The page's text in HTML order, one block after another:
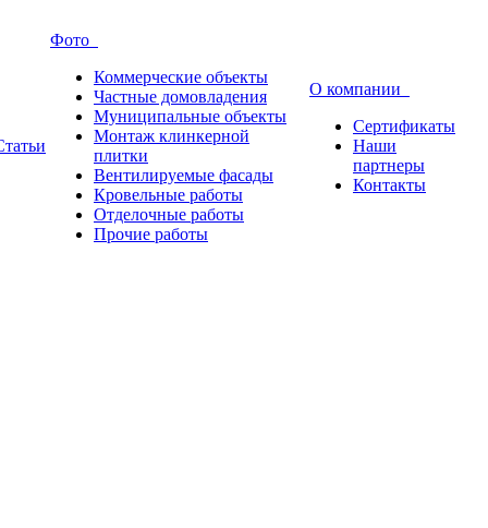
Фото
Коммерческие объекты
Частные домовладения
Муниципальные объекты
Монтаж клинкерной
плитки
Вентилируемые фасады
Кровельные работы
Отделочные работы
Прочие работы
О компании
Сертификаты
Наши
партнеры
Контакты